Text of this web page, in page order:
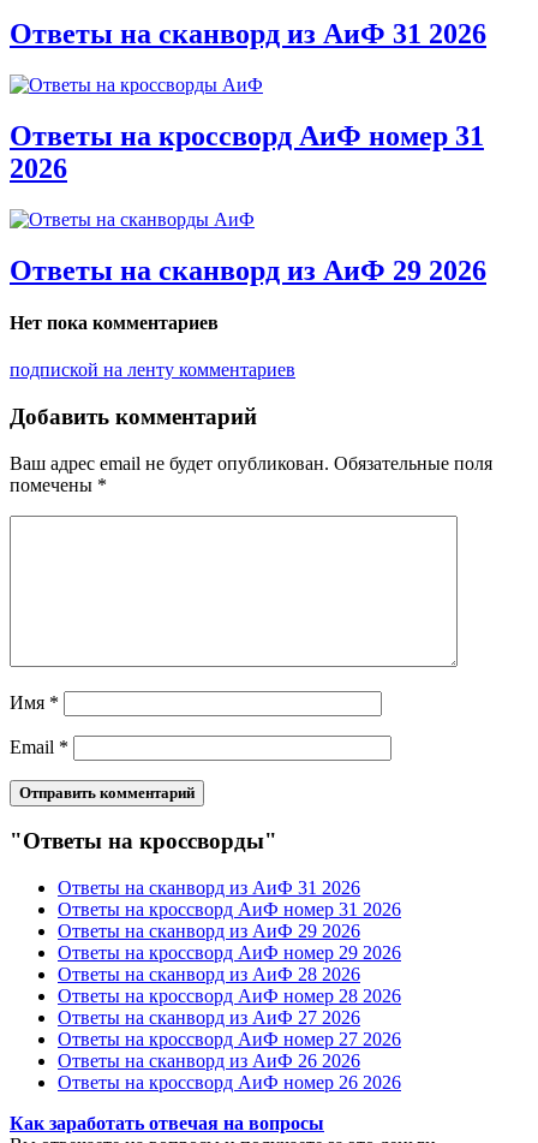
Ответы на сканворд из АиФ 31 2026
Ответы на кроссворд АиФ номер 31
2026
Ответы на сканворд из АиФ 29 2026
Нет пока комментариев
подпиской на ленту комментариев
Добавить комментарий
Ваш адрес email не будет опубликован. Обязательные поля
помечены *
Имя *
Email *
"Ответы на кроссворды"
Ответы на сканворд из АиФ 31 2026
Ответы на кроссворд АиФ номер 31 2026
Ответы на сканворд из АиФ 29 2026
Ответы на кроссворд АиФ номер 29 2026
Ответы на сканворд из АиФ 28 2026
Ответы на кроссворд АиФ номер 28 2026
Ответы на сканворд из АиФ 27 2026
Ответы на кроссворд АиФ номер 27 2026
Ответы на сканворд из АиФ 26 2026
Ответы на кроссворд АиФ номер 26 2026
Как заработать отвечая на вопросы